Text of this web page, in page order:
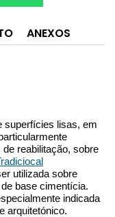
ANEXOS
superfícies lisas, em
reabilitação, sobre
utilizada sobre
base cimentícia.
indicada
arquitetónico.